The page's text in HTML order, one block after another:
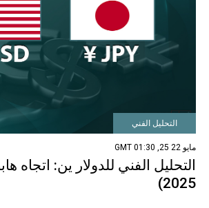
التحليل الفني
مايو 22 25, 01:30 GMT
2025)